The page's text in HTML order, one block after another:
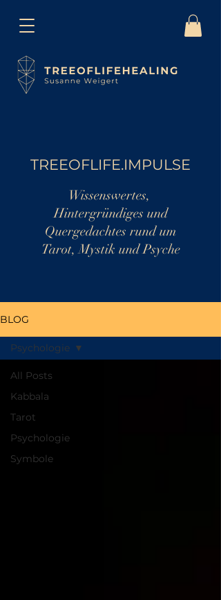
TREEOFLIFE.IMPULSE
Wissenswertes,
Hintergründiges und
Quergedachtes rund um
Tarot, Mystik und Psyche
BLOG
All Posts
Kabbala
Tarot
Psychologie
Symbole
Psychologie